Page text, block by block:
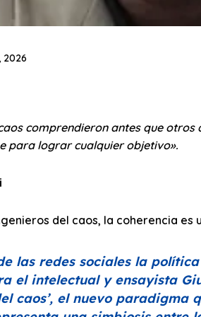
2026
comprendieron antes que
para lograr cualquier objetivo».
del caos, la coherencia
las redes sociales la
el intelectual y ensayista
caos’, el nuevo paradigma